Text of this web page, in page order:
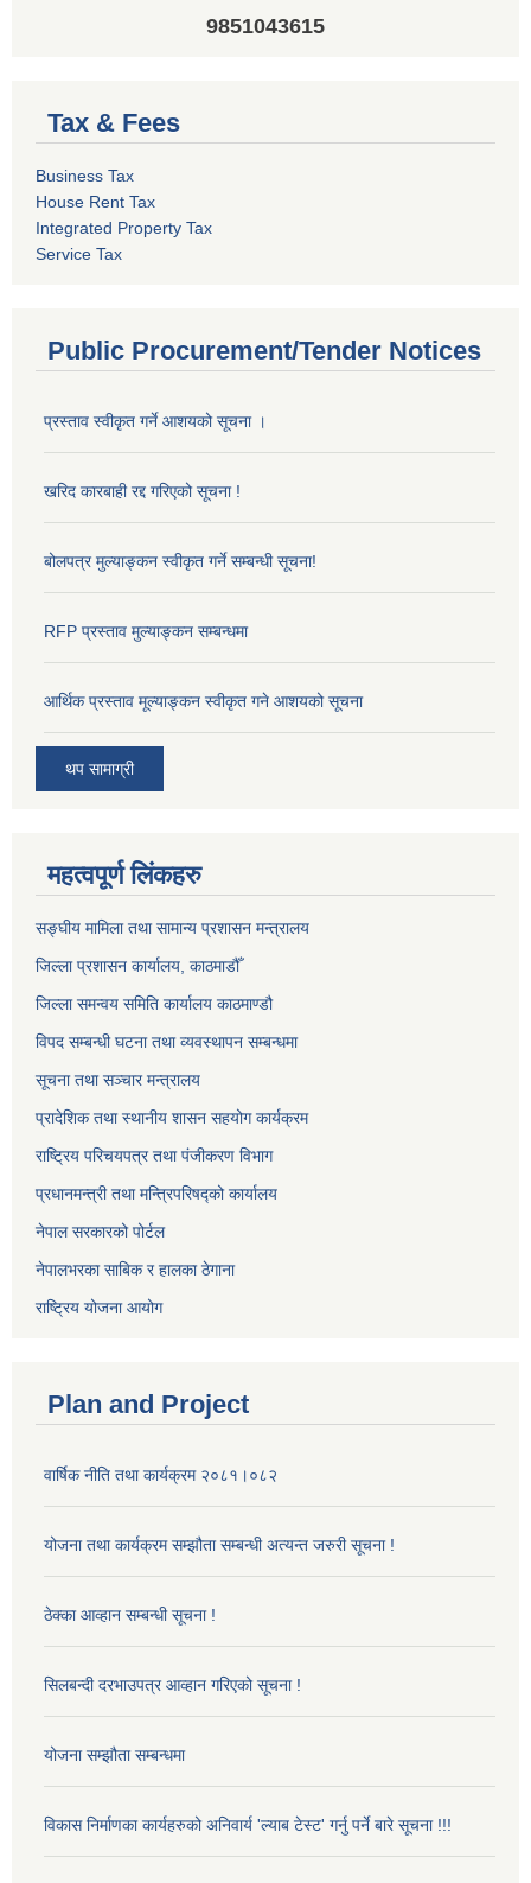
9851043615
Tax & Fees
Business Tax
House Rent Tax
Integrated Property Tax
Service Tax
Public Procurement/Tender Notices
प्रस्ताव स्वीकृत गर्ने आशयको सूचना ।
खरिद कारबाही रद्द गरिएको सूचना !
बोलपत्र मुल्याङ्कन स्वीकृत गर्ने सम्बन्धी सूचना!
RFP प्रस्ताव मुल्याङ्कन सम्बन्धमा
आर्थिक प्रस्ताव मूल्याङ्कन स्वीकृत गने आशयको सूचना
थप सामाग्री
महत्वपूर्ण लिंकहरु
सङ्‍घीय मामिला तथा सामान्य प्रशासन मन्त्रालय
जिल्ला प्रशासन कार्यालय, काठमाडौँ
जिल्ला समन्वय समिति कार्यालय काठमाण्ड‌ौ
विपद सम्बन्धी घटना तथा व्यवस्थापन सम्बन्धमा
सूचना तथा सञ्चार मन्त्रालय
प्रादेशिक तथा स्थानीय शासन सहयोग कार्यक्रम
राष्ट्रिय परिचयपत्र तथा पंजीकरण विभाग
प्रधानमन्त्री तथा मन्त्रिपरिषद्को कार्यालय
नेपाल सरकारको पोर्टल
नेपालभरका साबिक र हालका ठेगाना
राष्ट्रिय योजना आयोग
Plan and Project
वार्षिक नीति तथा कार्यक्रम २०८१।०८२
योजना तथा कार्यक्रम सम्झौता सम्बन्धी अत्यन्त जरुरी सूचना !
ठेक्का आव्हान सम्बन्धी सूचना !
सिलबन्दी दरभाउपत्र आव्हान गरिएको सूचना !
योजना सम्झौता सम्बन्धमा
विकास निर्माणका कार्यहरुको अनिवार्य 'ल्याब टेस्ट' गर्नु पर्ने बारे सूचना !!!